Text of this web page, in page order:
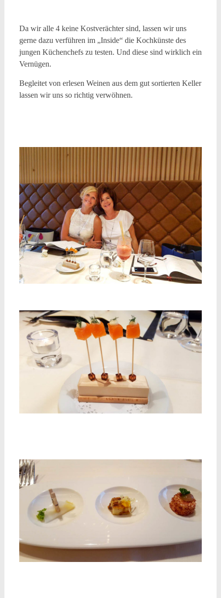
Da wir alle 4 keine Kostverächter sind, lassen wir uns
gerne dazu verführen im „Inside“ die Kochkünste des
jungen Küchenchefs zu testen. Und diese sind wirklich ein
Vernügen.
Begleitet von erlesen Weinen aus dem gut sortierten Keller
lassen wir uns so richtig verwöhnen.